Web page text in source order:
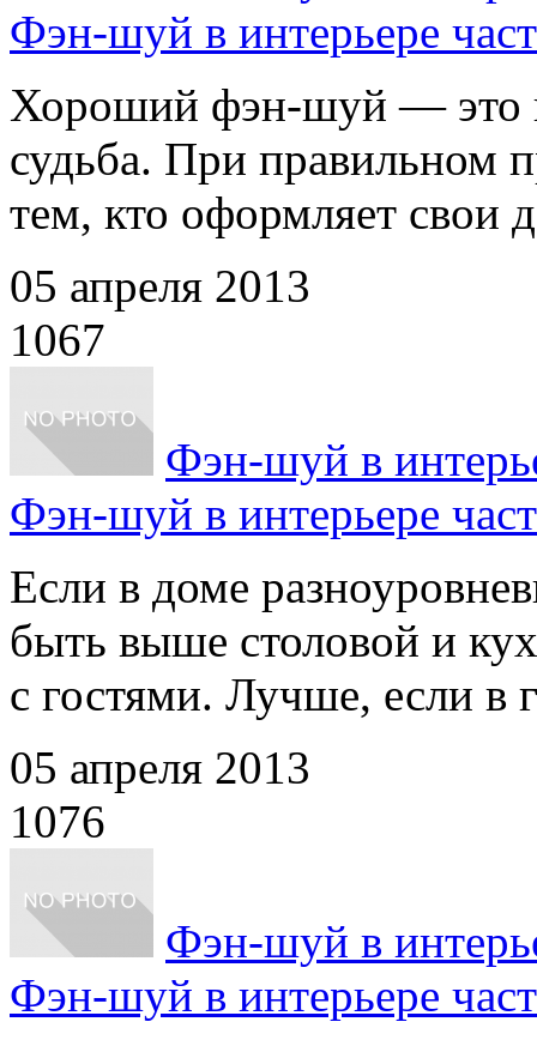
Фэн-шуй в интерьере
Хороший фэн-шуй — это в
судьба. При правильном
тем, кто оформляет свои
05 апреля 2013
1067
Фэн-шуй в
Фэн-шуй в интерьере
Если в доме
быть выше столовой и
с гостями. Лучше, если в
05 апреля 2013
1076
Фэн-шуй в
Фэн-шуй в интерьере